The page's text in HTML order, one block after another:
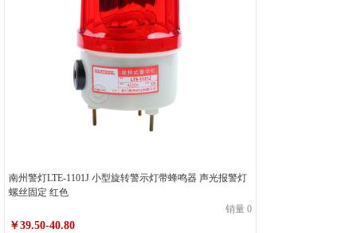
南州警灯LTE-1101J 小型旋转警示灯带蜂鸣器 声光报警灯
螺丝固定 红色
销量 0
￥39.50-40.80